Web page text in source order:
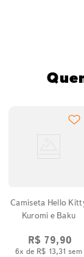
Camiseta Hello
Kuromi e Baku
R$ 79,90
6x de R$ 13,31 sem